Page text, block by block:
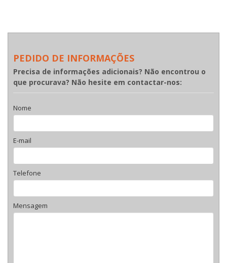
PEDIDO DE INFORMAÇÕES
Precisa de informações adicionais? Não encontrou o
que procurava? Não hesite em contactar-nos:
Nome
E-mail
Telefone
Mensagem